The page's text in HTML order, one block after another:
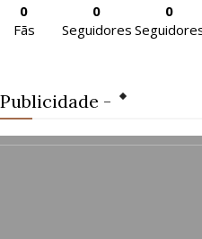
0
Fãs
0
Seguidores
0
-